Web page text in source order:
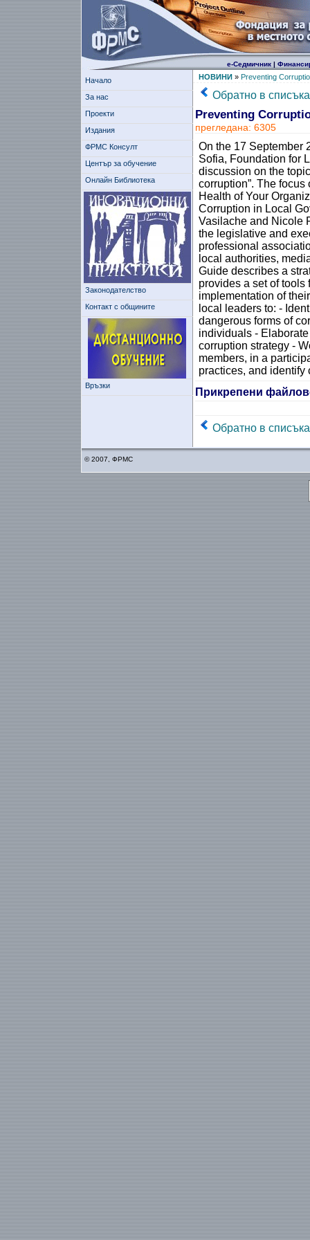
е-Седмичник|
Начало
За нас
Проекти
Издания
ФРМС Консулт
Център за обучение
Онлайн Библиотека
Законодателство
Контакт с общините
Връзки
НОВИНИ» Preventing
Обратно в списъка
Preventing
прегледана: 6305
On the 17 September
Sofia, Foundation for
discussion on the
corruption”. The
Health of Your
Corruption in Local
Vasilache and Nicole
the legislative and
professional
local authorities,
Guide describes a
provides a set of
implementation of
local leaders to: -
dangerous forms of
individuals -
corruption strategy -
members, in a
practices, and identify
Прикрепени
Обратно в списъка
© 2007, ФРМС